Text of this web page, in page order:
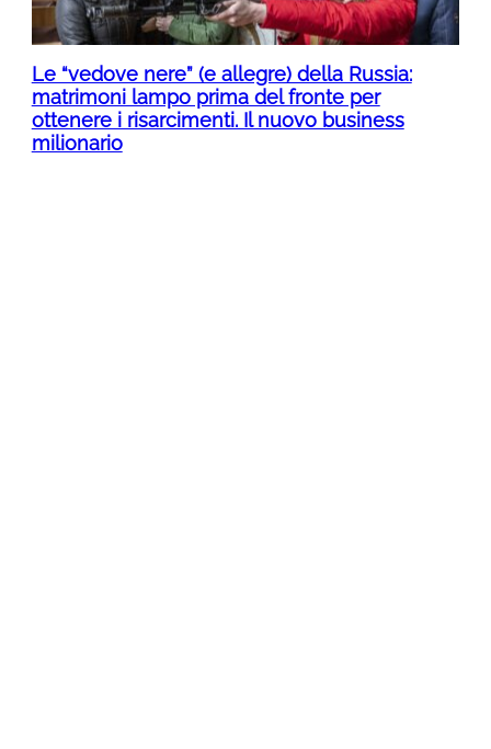
Le “vedove nere” (e allegre) della Russia:
matrimoni lampo prima del fronte per
ottenere i risarcimenti. Il nuovo business
milionario